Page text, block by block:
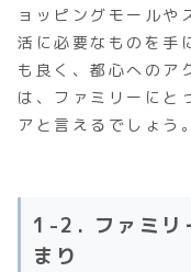
ョッピングモールや
活に必要なものを手
も良く、都心へのア
は、ファミリーにと
アと言えるでしょう。
1-2. ファミリ
まり